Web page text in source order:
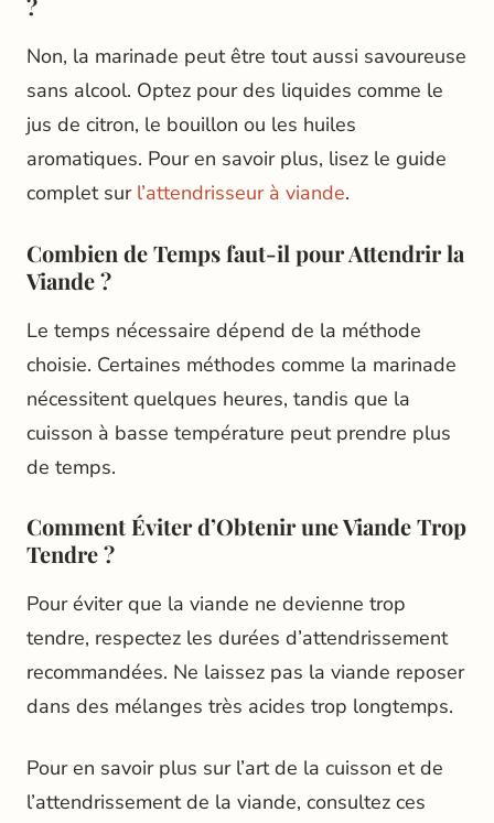
?
Non, la marinade peut être tout aussi savoureuse
sans alcool. Optez pour des liquides comme le
jus de citron, le bouillon ou les huiles
aromatiques. Pour en savoir plus, lisez le guide
complet sur l’attendrisseur à viande.
Combien de Temps faut-il pour Attendrir la
Viande ?
Le temps nécessaire dépend de la méthode
choisie. Certaines méthodes comme la marinade
nécessitent quelques heures, tandis que la
cuisson à basse température peut prendre plus
de temps.
Comment Éviter d’Obtenir une Viande Trop
Tendre ?
Pour éviter que la viande ne devienne trop
tendre, respectez les durées d’attendrissement
recommandées. Ne laissez pas la viande reposer
dans des mélanges très acides trop longtemps.
Pour en savoir plus sur l’art de la cuisson et de
l’attendrissement de la viande, consultez ces